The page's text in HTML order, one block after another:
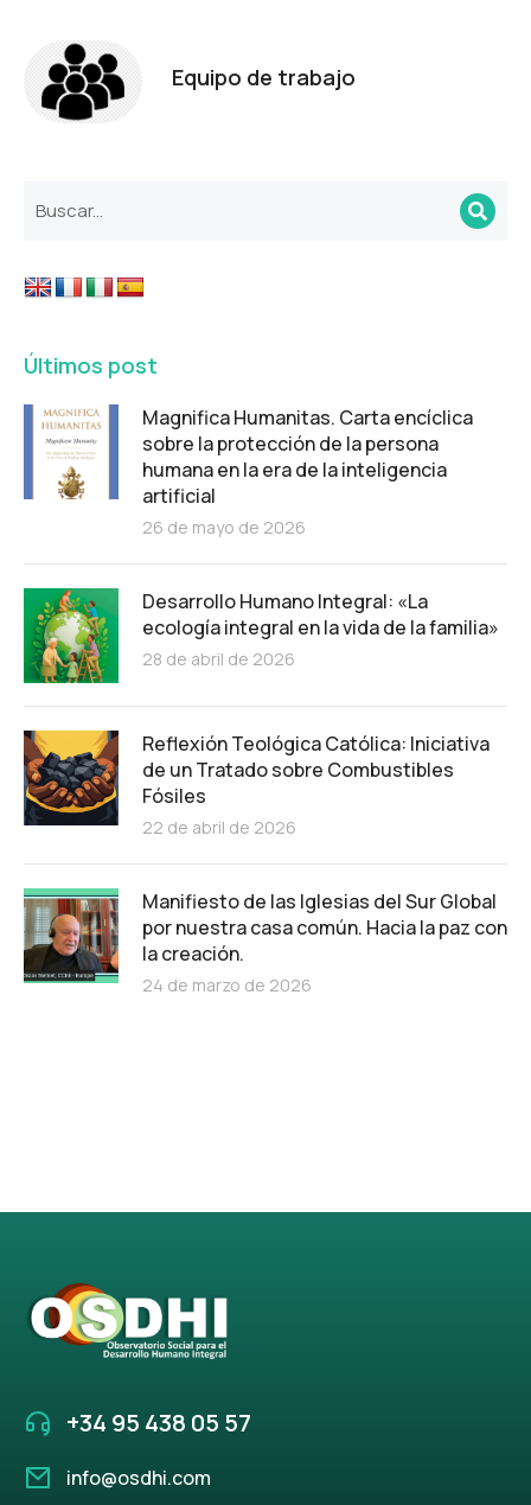
Equipo de trabajo
Últimos post
Magnifica Humanitas. Carta encíclica
sobre la protección de la persona
humana en la era de la inteligencia
artificial
26 de mayo de 2026
Desarrollo Humano Integral: «La
ecología integral en la vida de la familia»
28 de abril de 2026
Reflexión Teológica Católica: Iniciativa
de un Tratado sobre Combustibles
Fósiles
22 de abril de 2026
Manifiesto de las Iglesias del Sur Global
por nuestra casa común. Hacia la paz con
la creación.
24 de marzo de 2026
+34 95 438 05 57
info@osdhi.com